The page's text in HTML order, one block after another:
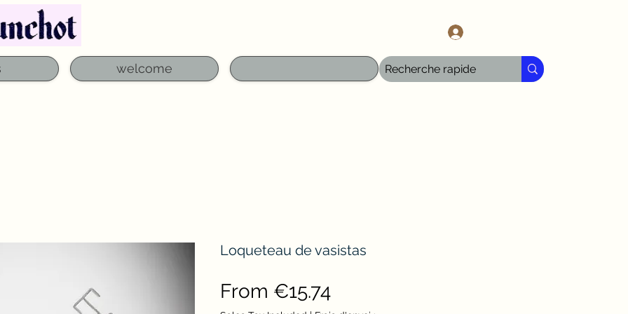
welcome
Loqueteau de vasistas
From €15.74Sale